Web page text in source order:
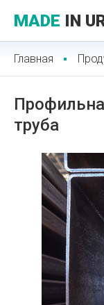
MADE IN
Главная
труба